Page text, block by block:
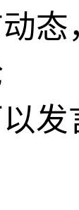
发